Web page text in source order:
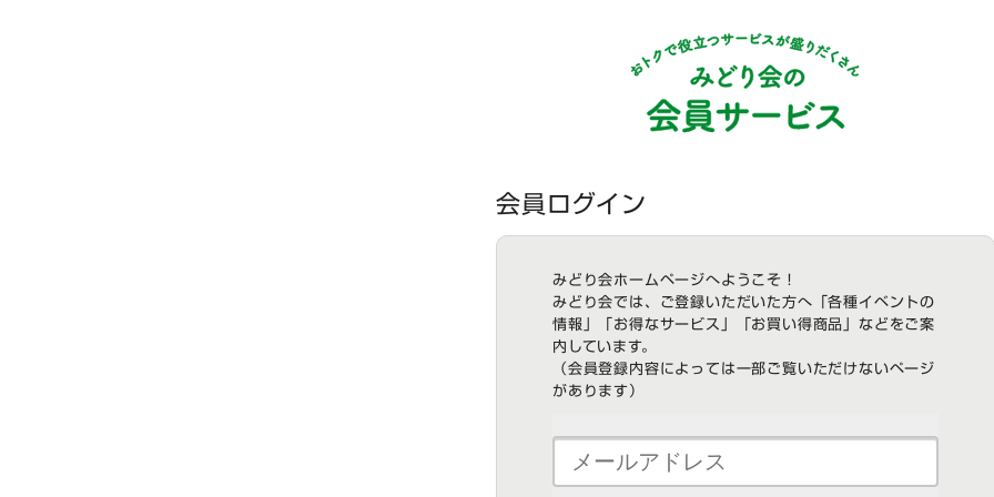
会員ログイン
みどり会ホームページへようこそ！
みどり会では、ご登録いただいた方へ「各種イベントの
情報」「お得なサービス」「お買い得商品」などをご案
内しています。
（会員登録内容によっては一部ご覧いただけないページ
があります）